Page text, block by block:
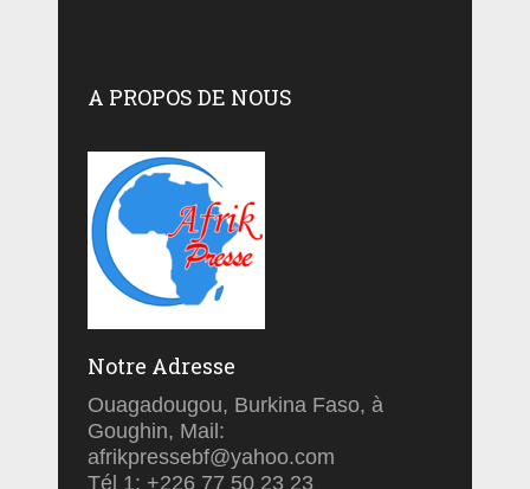
A PROPOS DE NOUS
Notre Adresse
Ouagadougou, Burkina Faso, à
Goughin, Mail:
afrikpressebf@yahoo.com
Tél 1: +226 77 50 23 23